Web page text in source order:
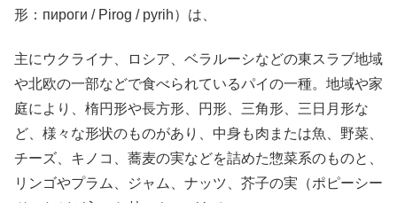
形：пироги / Pirog / pyrih）は、
主にウクライナ、ロシア、ベラルーシなどの東スラブ地域
や北欧の一部などで食べられているパイの一種。地域や家
庭により、楕円形や長方形、円形、三角形、三日月形な
ど、様々な形状のものがあり、中身も肉または魚、野菜、
チーズ、キノコ、蕎麦の実などを詰めた惣菜系のものと、
リンゴやプラム、ジャム、ナッツ、芥子の実（ポピーシー